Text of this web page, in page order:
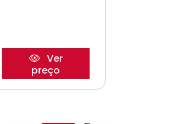
Ver
preço